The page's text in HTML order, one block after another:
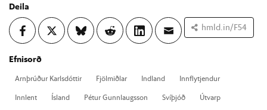
Deila
hmld.in/F54
Efnisorð
Arn­þrúð­ur Karls­dótt­ir Fjöl­miðl­ar Ind­land
Inn­flytj­end­ur
Inn­lent
Ís­land Pét­ur Gunn­laugs­son Sví­þjóð
Út­varp